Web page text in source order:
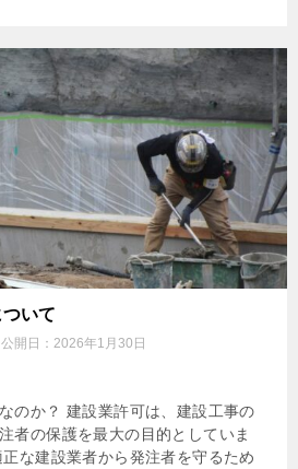
いて
公開日： 2026年1月30日
のか？ 建設業許可は、建設工事の
者の保護を最大の目的としていま
な建設業者から発注者を守るため